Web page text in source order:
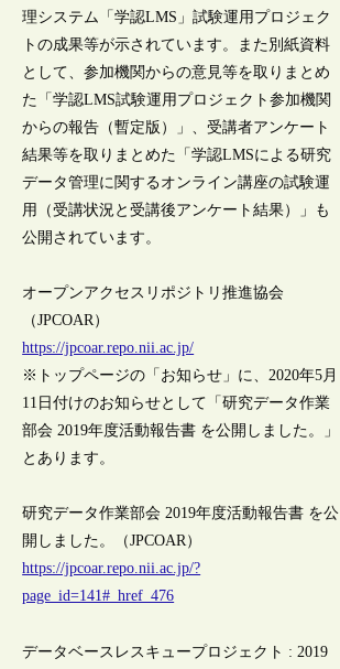
理システム「学認LMS」試験運用プロジェク
トの成果等が示されています。また別紙資料
として、参加機関からの意見等を取りまとめ
た「学認LMS試験運用プロジェクト参加機関
からの報告（暫定版）」、受講者アンケート
結果等を取りまとめた「学認LMSによる研究
データ管理に関するオンライン講座の試験運
用（受講状況と受講後アンケート結果）」も
公開されています。
オープンアクセスリポジトリ推進協会
（JPCOAR）
https://jpcoar.repo.nii.ac.jp/
※トップページの「お知らせ」に、2020年5月
11日付けのお知らせとして「研究データ作業
部会 2019年度活動報告書 を公開しました。」
とあります。
研究データ作業部会 2019年度活動報告書 を公
開しました。（JPCOAR）
https://jpcoar.repo.nii.ac.jp/?
page_id=141#_href_476
データベースレスキュープロジェクト : 2019